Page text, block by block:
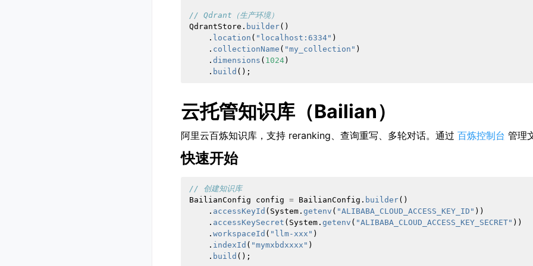
// Qdrant（生产环境）
QdrantStore . builder()
. location ( "localhost:6334" )
. collectionName ( "my_collection" )
. dimensions ( 1024)
. build ();
云托管知识库（Bailian）
阿里云百炼知识库，支持 reranking、查询重写、多轮对话。通过 百炼控制台 管理
快速开始
// 创建知识库
BailianConfig
config = BailianConfig . builder()
. accessKeyId ( System . getenv ( "ALIBABA_CLOUD_ACCESS_KEY_ID" ))
. accessKeySecret ( System . getenv ( "ALIBABA_CLOUD_ACCESS_KEY_SECRET" ))
. workspaceId ( "llm-xxx" )
. indexId ( "mymxbdxxxx" )
. build ();